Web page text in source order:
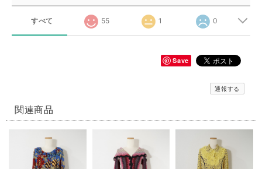
すべて 55 1 0
Save
通報する
関連商品